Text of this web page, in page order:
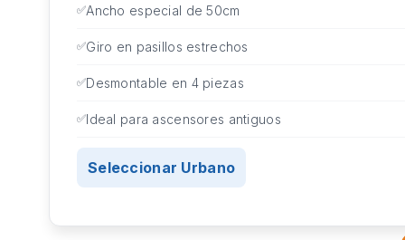
Ancho especial de 50cm
Giro en pasillos estrechos
Desmontable en 4 piezas
Ideal para ascensores antiguos
Seleccionar Urbano